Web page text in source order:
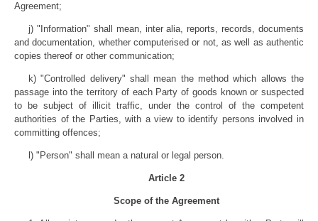
Agreement;
j) "Information" shall mean, inter alia, reports, records, documents
and documentation, whether computerised or not, as well as authentic
copies thereof or other communication;
k) "Controlled delivery" shall mean the method which allows the
passage into the territory of each Party of goods known or suspected
to be subject of illicit traffic, under the control of the competent
authorities of the Parties, with a view to identify persons involved in
committing offences;
l) "Person" shall mean a natural or legal person.
Article 2
Scope of the Agreement